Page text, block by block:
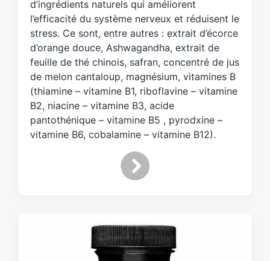
t
h
d’ingrédients naturels qui améliorent
l’efficacité du système nerveux et réduisent le
stress. Ce sont, entre autres : extrait d’écorce
d’orange douce, Ashwagandha, extrait de
feuille de thé chinois, safran, concentré de jus
de melon cantaloup, magnésium, vitamines B
(thiamine – vitamine B1, riboflavine – vitamine
B2, niacine – vitamine B3, acide
pantothénique – vitamine B5 , pyrodxine –
vitamine B6, cobalamine – vitamine B12).